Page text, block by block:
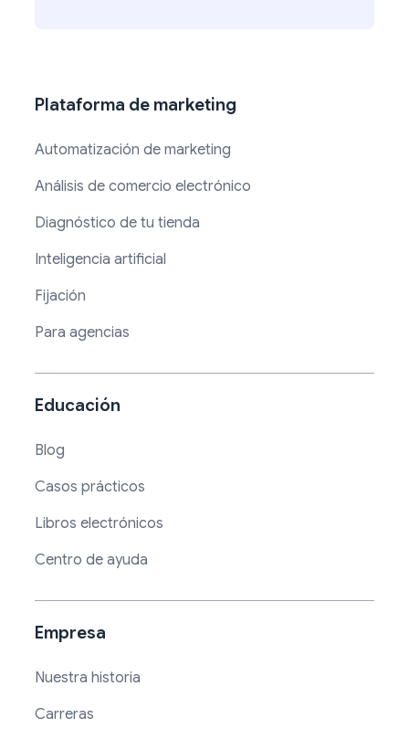
Plataforma de marketing
Automatización de marketing
Análisis de comercio electrónico
Diagnóstico de tu tienda
Inteligencia artificial
Fijación
Para agencias
Educación
Blog
Casos prácticos
Libros electrónicos
Centro de ayuda
Empresa
Nuestra historia
Carreras